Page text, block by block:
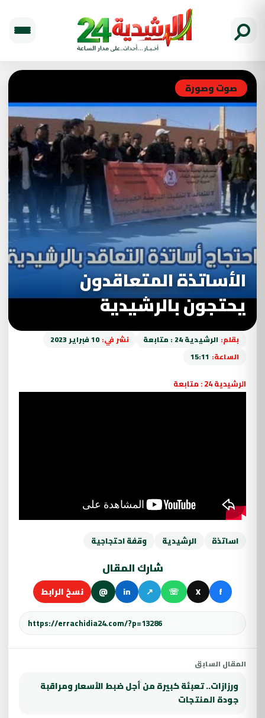
صوت وصورة
الأساتذة المتعاقدون
يحتجون بالرشيدية
بقلم: الرشيدية 24 : متابعة نشر في: 10 فبراير 2023
الساعة: 15:11
الرشيدية 24 : متابعة
اساتذة الرشيدية وقفة احتجاجية
شارك المقال
f
X
☏
↗
in
@ نسخ الرابط
المقال السابق
ورزازات.. تعبئة كبيرة من أجل ضبط الأسعار ومراقبة
جودة المنتجات